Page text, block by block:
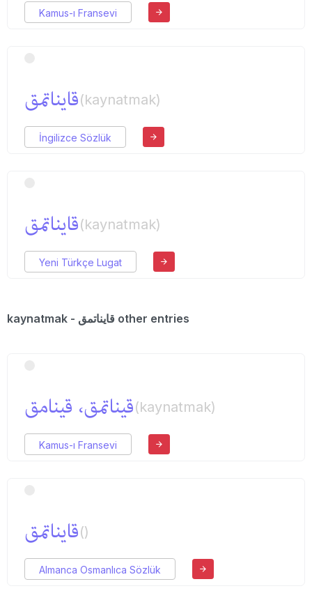
Kamus-ı Fransevi
قایناتمق(kaynatmak)
İngilizce Sözlük
قایناتمق(kaynatmak)
Yeni Türkçe Lugat
kaynatmak - قایناتمق other entries
قیناتمق، قینامق(kaynatmak)
Kamus-ı Fransevi
قایناتمق()
Almanca Osmanlıca Sözlük